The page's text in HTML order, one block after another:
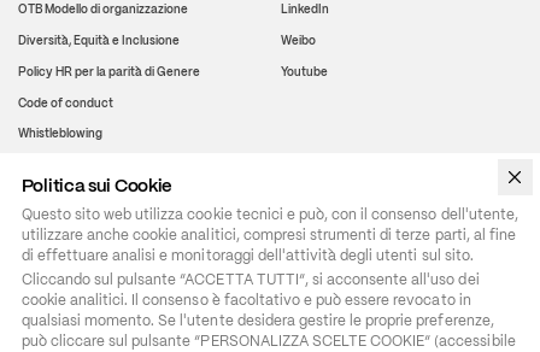
OTB Modello di organizzazione
Diversità, Equità e Inclusione
Policy HR per la parità di Genere
Code of conduct
Whistleblowing
LinkedIn
Weibo
Youtube
WeChat
Politica sui Cookie
Questo sito web utilizza cookie tecnici e può, con il consenso dell'utente,
utilizzare anche cookie analitici, compresi strumenti di terze parti, al fine
di effettuare analisi e monitoraggi dell'attività degli utenti sul sito.
Cliccando sul pulsante “ACCETTA TUTTI”, si acconsente all'uso dei
cookie analitici. Il consenso è facoltativo e può essere revocato in
qualsiasi momento. Se l'utente desidera gestire le proprie preferenze,
può cliccare sul pulsante “PERSONALIZZA SCELTE COOKIE” (accessibile